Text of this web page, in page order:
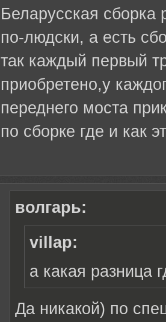
Беларусская сборка
по-людски, а есть
так каждый первый
приобретено,у
переднего моста
по сборке где и как
волгарь:
villap:
а какая разница
Да никакой) по